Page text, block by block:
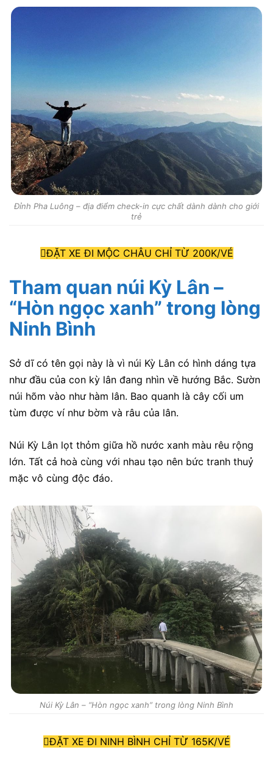
Đỉnh Pha Luông – địa điểm check-in cực chất dành dành cho giới
trẻ
ĐẶT XE ĐI MỘC CHÂU CHỈ TỪ 200K/VÉ
Tham quan núi Kỳ Lân –
“Hòn ngọc xanh” trong lòng
Ninh Bình
Sở dĩ có tên gọi này là vì núi Kỳ Lân có hình dáng tựa
như đầu của con kỳ lân đang nhìn về hướng Bắc. Sườn
núi hõm vào như hàm lân. Bao quanh là cây cối um
tùm được ví như bờm và râu của lân.
Núi Kỳ Lân lọt thỏm giữa hồ nước xanh màu rêu rộng
lớn. Tất cả hoà cùng với nhau tạo nên bức tranh thuỷ
mặc vô cùng độc đáo.
Núi Kỳ Lân – “Hòn ngọc xanh” trong lòng Ninh Bình
ĐẶT XE ĐI NINH BÌNH CHỈ TỪ 165K/VÉ